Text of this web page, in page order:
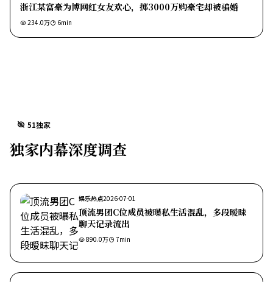
浙江某富豪为博网红女友欢心，掷3000万购豪宅却被骗婚
234.0万 6min
51独家
独家内幕深度调查
娱乐热点2026-07-01
顶流男团C位成员被曝私生活混乱，多段暧昧
聊天记录流出
890.0万 7min